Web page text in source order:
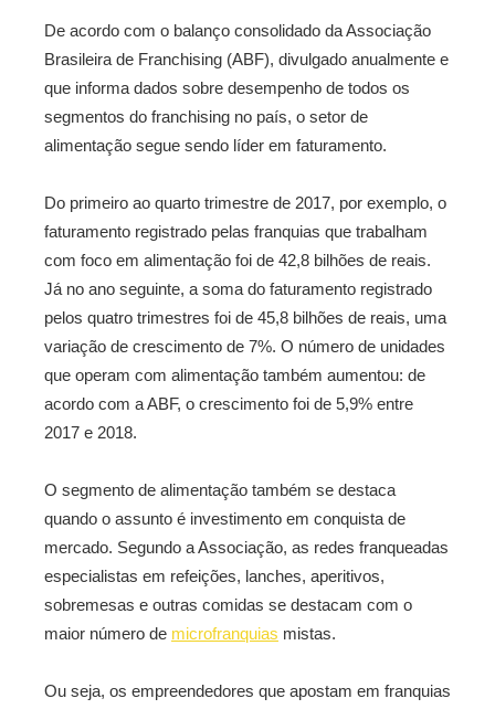
De acordo com o balanço consolidado da Associação
Brasileira de Franchising (ABF), divulgado anualmente e
que informa dados sobre desempenho de todos os
segmentos do franchising no país, o setor de
alimentação segue sendo líder em faturamento.
Do primeiro ao quarto trimestre de 2017, por exemplo, o
faturamento registrado pelas franquias que trabalham
com foco em alimentação foi de 42,8 bilhões de reais.
Já no ano seguinte, a soma do faturamento registrado
pelos quatro trimestres foi de 45,8 bilhões de reais, uma
variação de crescimento de 7%. O número de unidades
que operam com alimentação também aumentou: de
acordo com a ABF, o crescimento foi de 5,9% entre
2017 e 2018.
O segmento de alimentação também se destaca
quando o assunto é investimento em conquista de
mercado. Segundo a Associação, as redes franqueadas
especialistas em refeições, lanches, aperitivos,
sobremesas e outras comidas se destacam com o
maior número de microfranquias mistas.
Ou seja, os empreendedores que apostam em franquias